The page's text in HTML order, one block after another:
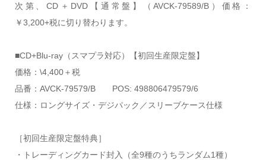
次第、CD＋DVD【通常盤】（AVCK-79589/B）価格：
￥3,200+税に切り替わります。
■CD+Blu-ray（スマプラ対応）【初回生産限定盤】
価格：\4,400＋税
品番：AVCK-79579/B POS: 498806479579/6
仕様：ロングサイズ・デジパック／スリーブケース仕様
［初回生産限定盤特典］
・トレーディングカード封入（全9種のうちランダム1種）